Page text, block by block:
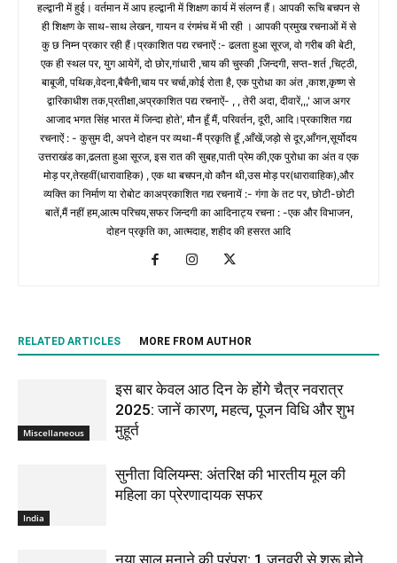
हल्द्वानी में हुई। वर्तमान में आप हल्द्वानी में शिक्षण कार्य में संलग्न हैं। आपकी रूचि बचपन से
ही शिक्षण के साथ-साथ लेखन, गायन व रंगमंच में भी रही । आपकी प्रमुख रचनाओं में से
कु छ निम्न प्रकार रही हैं।प्रकाशित पद्य रचनाऐं :- ढलता हुआ सूरज, वो गरीब की बेटी,
एक ही स्थल पर, युग आयेगें, दो छोर,गांधारी ,चाय की चुस्की ,जिन्दगी, सप्त-शर्त ,चिट्ठी,
बाबूजी, पथिक,वेदना,बैचैनी,चाय पर चर्चा,कोई रोता है, एक पुरोधा का अंत ,काश,कृष्ण से
द्वारिकाधीश तक,प्रतीक्षा,अप्रकाशित पद्य रचनाऐं- , , तेरी अदा, दीवारें,,,' आज अगर
आजाद भगत सिंह भारत में जिन्दा होते', मौन हूँ मैं, परिवर्तन, दूरी, आदि।प्रकाशित गद्य
रचनाऐं : - कुसुम दी, अपने दोहन पर व्यथा-मैं प्रकृति हूँ ,आँखें,जड़ो से दूर,आँगन,सूर्योदय
उत्तराखंड का,ढलता हुआ सूरज, इस रात की सुबह,पाती प्रेम की,एक पुरोधा का अंत व एक
मोड़ पर,तेरहवीं(धारावाहिक) , एक था बचपन,वो कौन थी,उस मोड़ पर(धारावाहिक),और
व्यक्ति का निर्माण या रोबोट काअप्रकाशित गद्य रचनायें :- गंगा के तट पर, छोटी-छोटी
बातें,मैं नहीं हम,आत्म परिचय,सफर जिन्दगी का आदिनाट्य रचना : -एक और विभाजन,
दोहन प्रकृति का, आत्मदाह, शहीद की हसरत आदि
RELATED ARTICLES MORE FROM AUTHOR
Miscellaneous
इस बार केवल आठ दिन के होंगे चैत्र नवरात्र
2025: जानें कारण, महत्व, पूजन विधि और शुभ
मुहूर्त
India
सुनीता विलियम्स: अंतरिक्ष की भारतीय मूल की
महिला का प्रेरणादायक सफर
नया साल मनाने की परंपरा: 1 जनवरी से शुरू होने